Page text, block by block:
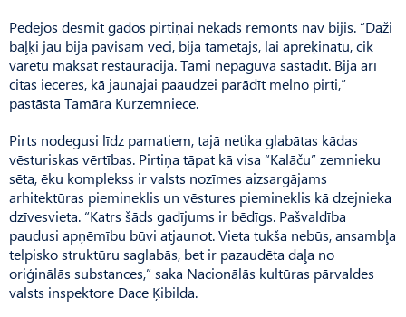
Pēdējos desmit gados pirtiņai nekāds remonts nav bijis. “Daži
baļķi jau bija pavisam veci, bija tāmētājs, lai aprēķinātu, cik
varētu maksāt restaurācija. Tāmi nepaguva sastādīt. Bija arī
citas ieceres, kā jaunajai paaudzei parādīt melno pirti,”
pastāsta Tamāra Kurzemniece.
Pirts nodegusi līdz pamatiem, tajā netika glabātas kādas
vēsturiskas vērtības. Pirtiņa tāpat kā visa “Kalāču” zemnieku
sēta, ēku komplekss ir valsts nozīmes aizsargājams
arhitektūras piemineklis un vēstures piemineklis kā dzejnieka
dzīvesvieta. “Katrs šāds gadījums ir bēdīgs. Pašval­dība
paudusi apņēmību būvi atjaunot. Vieta tukša nebūs, ansambļa
telpisko struktūru saglabās, bet ir pazaudēta daļa no
oriģinālās substances,” saka Nacionālās kul­tūras pārvaldes
valsts inspektore Dace Ķibilda.